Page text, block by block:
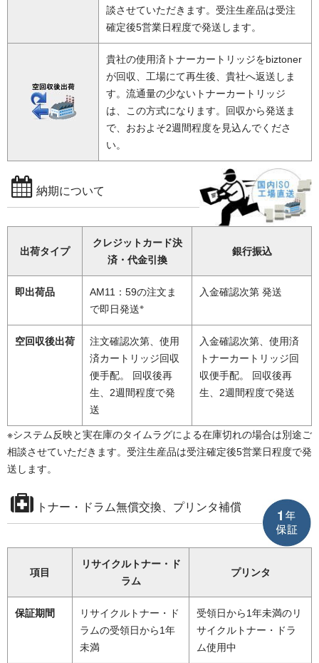
談させていただきます。受注生産品は受注
確定後5営業日程度で発送します。
貴社の使用済トナーカートリッジをbiztoner
が回収、工場にて再生後、貴社へ返送しま
す。流通量の少ないトナーカートリッジ
は、この方式になります。回収から発送ま
で、おおよそ2週間程度を見込んでくださ
い。
納期について
出荷タイプ
クレジットカード決
済・代金引換
銀行振込
即出荷品
AM11：59の注文ま
で即日発送※
入金確認次第 発送
空回収後出荷
注文確認次第、使用
済カートリッジ回収
便手配。 回収後再
生、2週間程度で発
送
入金確認次第、使用済
トナーカートリッジ回
収便手配。 回収後再
生、2週間程度で発送
※システム反映と実在庫のタイムラグによる在庫切れの場合は別途ご
相談させていただきます。受注生産品は受注確定後5営業日程度で発
送します。
トナー・ドラム無償交換、プリンタ補償
項目
リサイクルトナー・ド
ラム
プリンタ
保証期間
リサイクルトナー・ド
ラムの受領日から1年
未満
受領日から1年未満のリ
サイクルトナー・ドラ
ム使用中